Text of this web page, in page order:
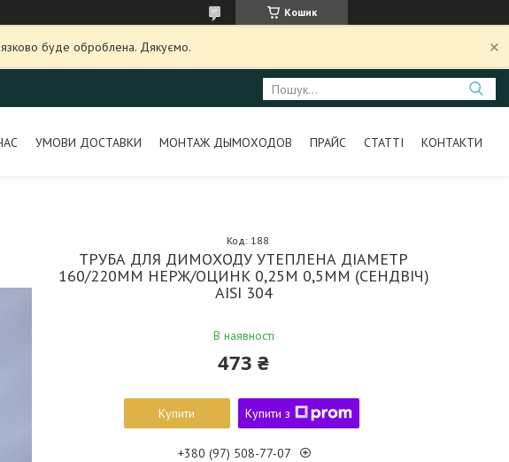
Кошик
буде оброблена. Дякуємо.
УМОВИ ДОСТАВКИ МОНТАЖ ДЫМОХОДОВ ПРАЙС СТАТТІ КОНТАКТИ
ТРУБА ДЛЯ ДИМОХОДУ УТЕПЛЕНА ДІАМЕТР
160/220ММ НЕРЖ/ОЦИНК 0,25М 0,5ММ (СЕНДВІЧ)
AISI 304
В наявності
Код: 188
473 ₴
Купити Купити з
+380 (97) 508-77-07